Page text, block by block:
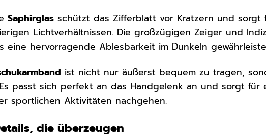
Saphirglas schützt das Zifferblatt vor Kratzern und sorgt
Lichtverhältnissen. Die großzügigen Zeiger und
eine hervorragende Ablesbarkeit im Dunkeln
ist nicht nur äußerst bequem zu tragen,
passt sich perfekt an das Handgelenk an und sorgt für
sportlichen Aktivitäten nachgehen.
die überzeugen